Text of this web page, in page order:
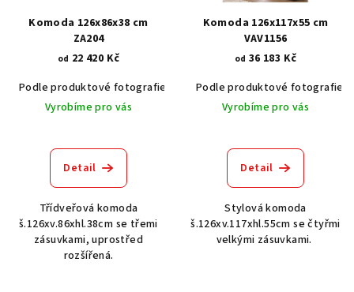
Komoda 126x86x38 cm
ZA204
od 22 420 Kč
Podle produktové fotografie
Akát vintage BT1551
Dub světlý
Vyrobíme pro vás
Detail
Třídveřová komoda
š.126xv.86xhl.38cm se třemi
zásuvkami, uprostřed
rozšířená.
Komoda 126x117x55 cm
VAV1156
od 36 183 Kč
Podle produktové fotografie
Vyrobíme pro vás
Detail
Stylová komoda
š.126xv.117xhl.55cm se čtyřmi
velkými zásuvkami.